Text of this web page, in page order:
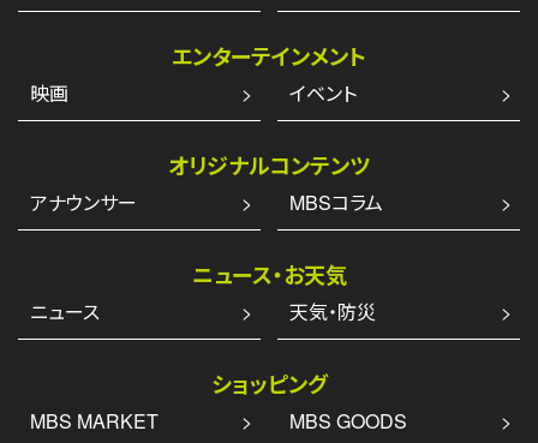
エンターテインメント
映画 イベント
オリジナルコンテンツ
アナウンサー MBSコラム
ニュース・お天気
ニュース 天気・防災
ショッピング
MBS MARKET MBS GOODS